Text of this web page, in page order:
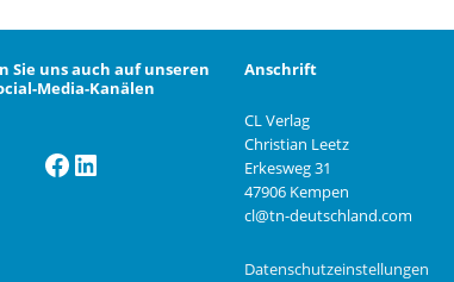
Sie uns auch auf unseren
Media-Kanälen
Facebook
LinkedIn
Anschrift
CL Verlag
Christian Leetz
Erkesweg 31
47906 Kempen
cl@tn-deutschland.com
Datenschutzeinstellungen